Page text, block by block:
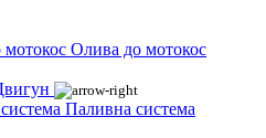
Олива до мотокос
Паливна система